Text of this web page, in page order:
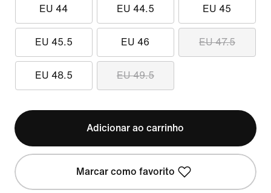
EU 44 EU 44.5 EU 45
EU 45.5 EU 46 EU 47.5
EU 48.5 EU 49.5
Adicionar ao carrinho
Marcar como favorito